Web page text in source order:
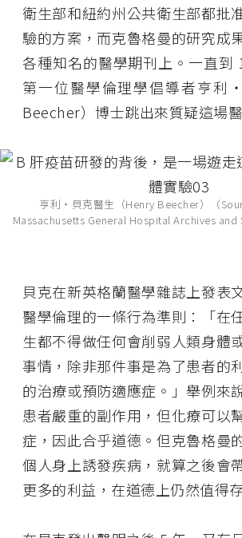
衛生部和紐約州公共衛生部都批
驗的方案，而克魯格曼的研究成
各種知名的醫學期刊上。一直到
第一位醫學倫理學倡導者亨利
Beecher）博士跳出來質疑這場
亨利・貝克醫生（Henry Beecher）（
Massachusetts General Hospital Archives and
貝克在新英格蘭醫學雜誌上發表
醫學倫理的一條行為準則：「在
生都不得做任何會削弱人類身體
事情，除非那件事是為了患者的
的治療或預防適應症。」舉例來
患者嚴重的副作用，但化療可以
症，因此合乎道德。但克魯格曼
個人身上誘發疾病，就算之後會
更多的利益，在道德上仍然值得